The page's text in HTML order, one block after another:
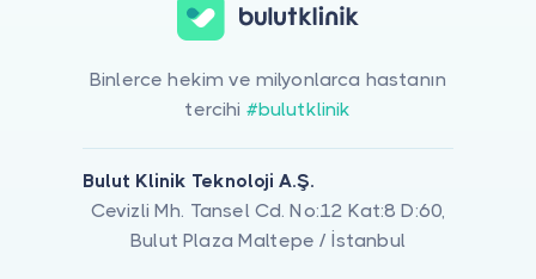
Binlerce hekim ve milyonlarca hastanın
tercihi #bulutklinik
Bulut Klinik Teknoloji A.Ş.
Cevizli Mh. Tansel Cd. No:12 Kat:8 D:60,
Bulut Plaza Maltepe / İstanbul